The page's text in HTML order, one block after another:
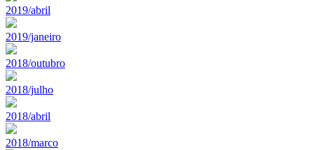
2019/abril
2019/janeiro
2018/outubro
2018/julho
2018/abril
2018/marco